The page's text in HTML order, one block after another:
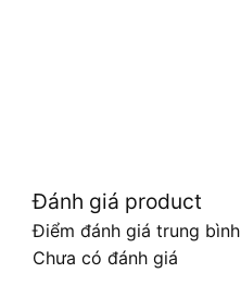
Đánh giá product
Điểm đánh giá trung bình
Chưa có đánh giá